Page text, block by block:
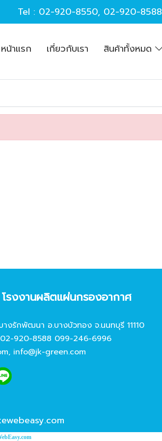
Tel : 02-920-8550, 02-920-8588
หน้าแรก เกี่ยวกับเรา สินค้าทั้งหมด
รงงานผลิตแผ่นกรองอากาศ
งรักพัฒนา อ.บางบัวทอง จ.นนทบุรี 11110
02-920-8588 099-246-6996
, info@jk-green.com